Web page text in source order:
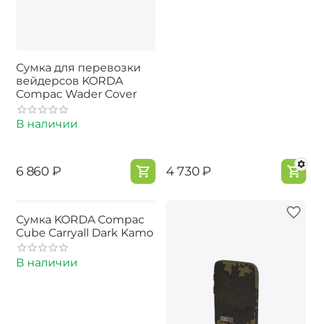
Сумка для перевозки
вейдерсов KORDA
Compac Wader Cover
В наличии
‍6 860‍ ₽ ‍4 730‍₽
Сумка KORDA Compac
Cube Carryall Dark Kamo
В наличии